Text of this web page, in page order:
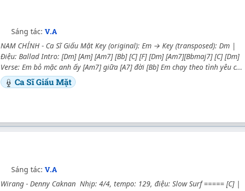
Sáng tác: V.A
NAM CHÍNH - Ca Sĩ Giấu Mặt Key (original): Em → Key (transposed): Dm |
Điệu: Ballad Intro: [Dm] [Am] [Am7] [Bb] [C] [F] [Dm] [Am7][Bbmaj7] [C] [Dm]
Verse: Em bỏ mặc anh ấy [Am7] giữa [A7] đời [Bb] Em chạy theo tình yêu c...
Ca Sĩ Giấu Mặt
Sáng tác: V.A
Wirang - Denny Caknan Nhịp: 4/4, tempo: 129, điệu: Slow Surf ===== [C] |